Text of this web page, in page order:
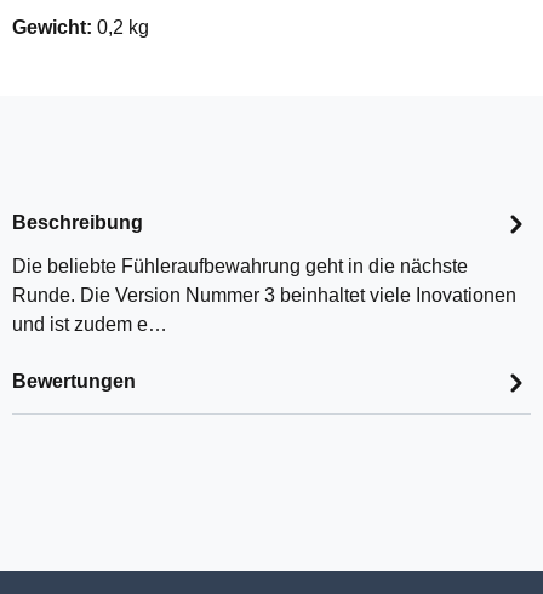
Gewicht: 0,2 kg
Beschreibung
Die beliebte Fühleraufbewahrung geht in die nächste
Runde. Die Version Nummer 3 beinhaltet viele Inovationen
und ist zudem e…
Bewertungen